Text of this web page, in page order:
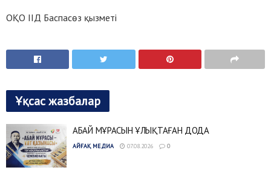
ОҚО ІІД Баспасөз қызметі
Ұқсас жазбалар
АБАЙ МҰРАСЫН ҰЛЫҚТАҒАН ДОДА
АЙҒАҚ МЕДИА 07.08.2026 0